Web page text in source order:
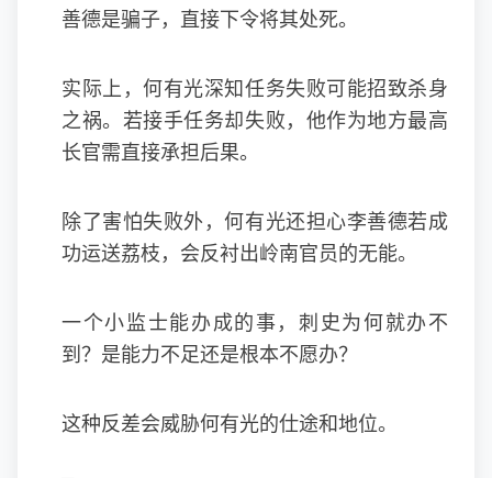
善德是骗子，直接下令将其处死。
实际上，何有光深知任务失败可能招致杀身
之祸。若接手任务却失败，他作为地方最高
长官需直接承担后果。
除了害怕失败外，何有光还担心李善德若成
功运送荔枝，会反衬出岭南官员的无能。
一个小监士能办成的事，刺史为何就办不
到？是能力不足还是根本不愿办？
这种反差会威胁何有光的仕途和地位。